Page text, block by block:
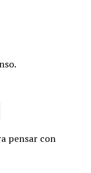
pensar con